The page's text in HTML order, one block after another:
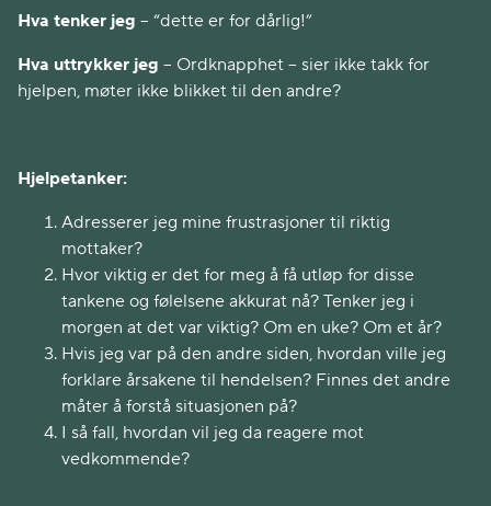
Hva tenker jeg – “dette er for dårlig!”
Hva uttrykker jeg – Ordknapphet – sier ikke takk for
hjelpen, møter ikke blikket til den andre?
Hjelpetanker:
Adresserer jeg mine frustrasjoner til riktig
mottaker?
Hvor viktig er det for meg å få utløp for disse
tankene og følelsene akkurat nå? Tenker jeg i
morgen at det var viktig? Om en uke? Om et år?
Hvis jeg var på den andre siden, hvordan ville jeg
forklare årsakene til hendelsen? Finnes det andre
måter å forstå situasjonen på?
I så fall, hvordan vil jeg da reagere mot
vedkommende?